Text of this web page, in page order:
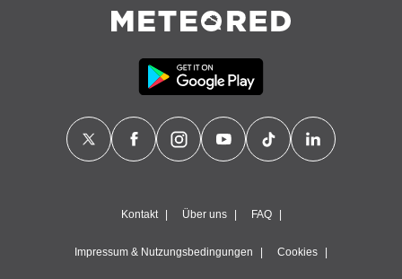
Kontakt Über uns FAQ
Impressum & Nutzungsbedingungen Cookies